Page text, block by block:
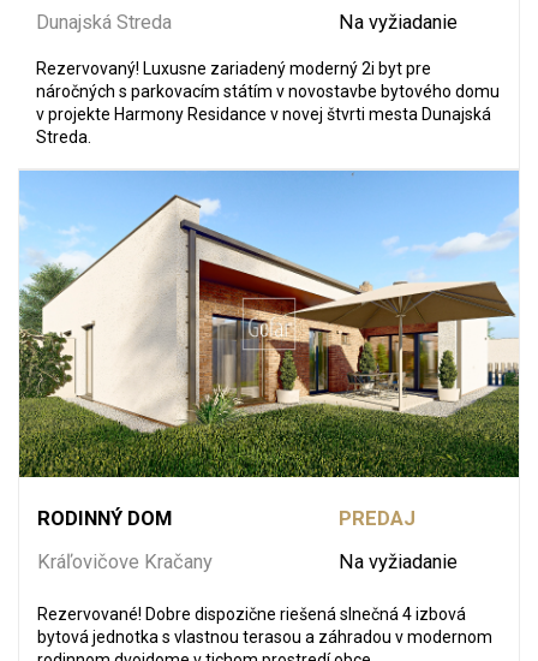
Dunajská Streda Na vyžiadanie
Rezervovaný! Luxusne zariadený moderný 2i byt pre
náročných s parkovacím státím v novostavbe bytového domu
v projekte Harmony Residance v novej štvrti mesta Dunajská
Streda.
RODINNÝ DOM
Kráľovičove Kračany
PREDAJ
Na vyžiadanie
Rezervované! Dobre dispozične riešená slnečná 4 izbová
bytová jednotka s vlastnou terasou a záhradou v modernom